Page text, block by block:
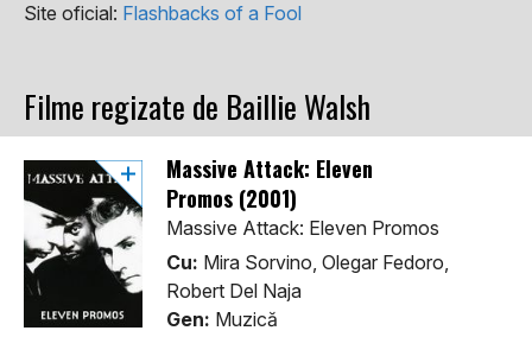
Site oficial: Flashbacks of a Fool
Filme regizate de Baillie Walsh
Massive Attack: Eleven
Promos (2001)
Massive Attack: Eleven Promos
Cu: Mira Sorvino, Olegar Fedoro,
Robert Del Naja
Gen: Muzică